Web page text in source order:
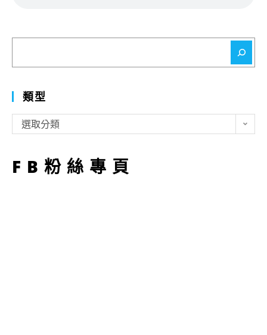
類型
型
選取分類
FB粉絲專頁